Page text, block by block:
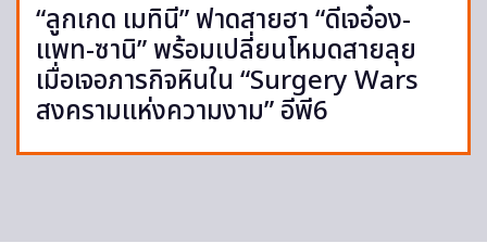
“ลูกเกด เมทินี” ฟาดสายฮา “ดีเจอ๋อง-
แพท-ซานิ” พร้อมเปลี่ยนโหมดสายลุย
เมื่อเจอภารกิจหินใน “Surgery Wars
สงครามแห่งความงาม” อีพี6